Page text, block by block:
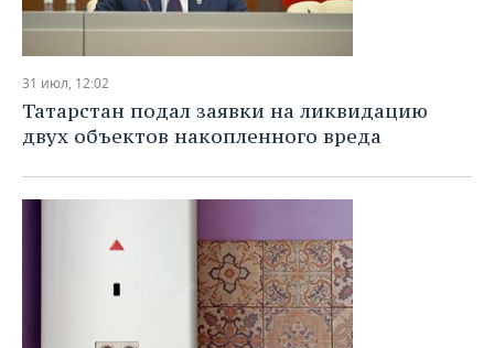
31 июл, 12:02
Татарстан подал заявки на ликвидацию
двух объектов накопленного вреда